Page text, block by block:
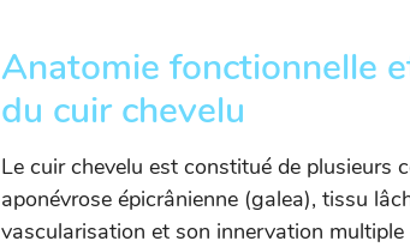
Anatomie fonctionnelle
du cuir chevelu
Le cuir chevelu est constitué de plusieurs
aponévrose épicrânienne (galea), tissu
vascularisation et son innervation